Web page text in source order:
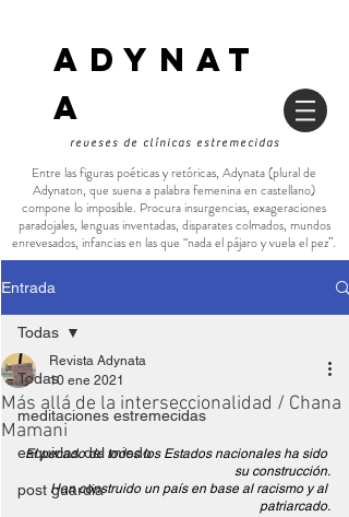
ADYNAT
a
reveses de clínicas estremecidas
Entre las figuras poéticas y retóricas, Adynata (plural de
Adynaton, que suena a palabra femenina en castellano)
compone lo imposible. Procura insurgencias, exageraciones
paradojales, lenguas inventadas, disparates colmados, mundos
enrevesados, infancias en las que “nada el pájaro y vuela el pez”.
Entrada
Todas
meditaciones estremecidas
esquirlas del miedo
post guardia
Todas
Más allá de la interseccionalidad / Chana
Mamani
Revista Adynata
10 ene 2021
El pecado de todos los Estados nacionales ha sido
su construcción.
Han construido un país en base al racismo y al
patriarcado.